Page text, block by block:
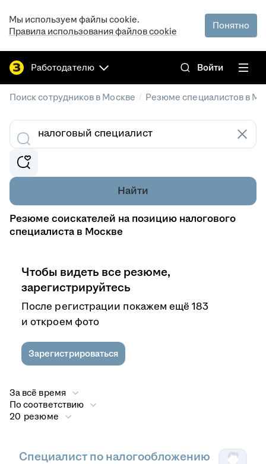
Мы используем файлы cookie.
Правила использования файлов cookie
Понятно
Работодателю Войти
Поиск сотрудников в Москве / Резюме специалистов в
Найти
Резюме соискателей на позицию налогового
специалиста в Москве
Чтобы видеть все резюме,
зарегистрируйтесь
После регистрации покажем ещё 183
и откроем фото
Зарегистрироваться
За всё время
По соответствию
20 резюме
Специалист по налогообложению